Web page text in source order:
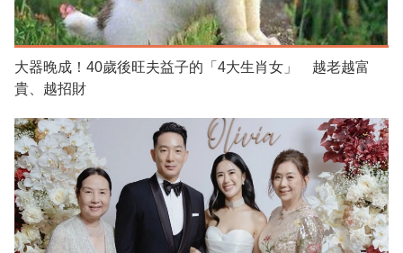
大器晚成！40歲後旺夫益子的「4大生肖女」 越老越富
貴、越招財